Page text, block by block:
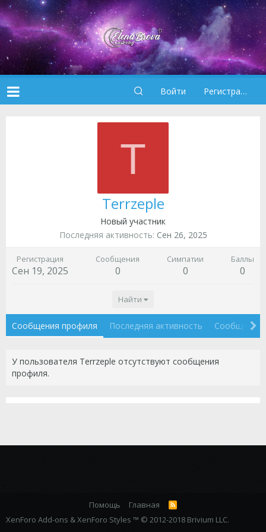
Войти Регистрация
T
Terrzeple
Новый участник
Последняя активность Сен 26, 2025
Регистрация
Сен 19, 2025
Сообщения
0
Симпатии
0
Баллы
0
Найти
Сообщения профиля Последняя активность Сообщения
У пользователя Terrzeple отсутствуют сообщения
профиля.
Помощь Главная
R
S
XenForo Add-ons &XenForo Styles ™ © 2012-2018 Brivium LLC.